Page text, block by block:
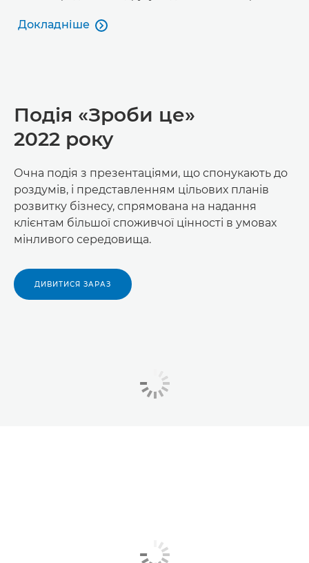
Докладніше
Докладніше

Подія «Зроби це»
2022 року
Очна подія з презентаціями, що спонукають до
роздумів, і представленням цільових планів
розвитку бізнесу, спрямована на надання
клієнтам більшої споживчої цінності в умовах
мінливого середовища.
ДИВИТИСЯ ЗАРАЗ